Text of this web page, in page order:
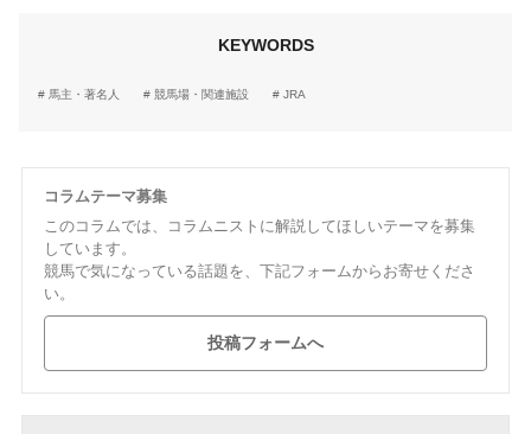
KEYWORDS
馬主・著名人 競馬場・関連施設 JRA
コラムテーマ募集
このコラムでは、コラムニストに解説してほしいテーマを募集
しています。
競馬で気になっている話題を、下記フォームからお寄せくださ
い。
投稿フォームへ